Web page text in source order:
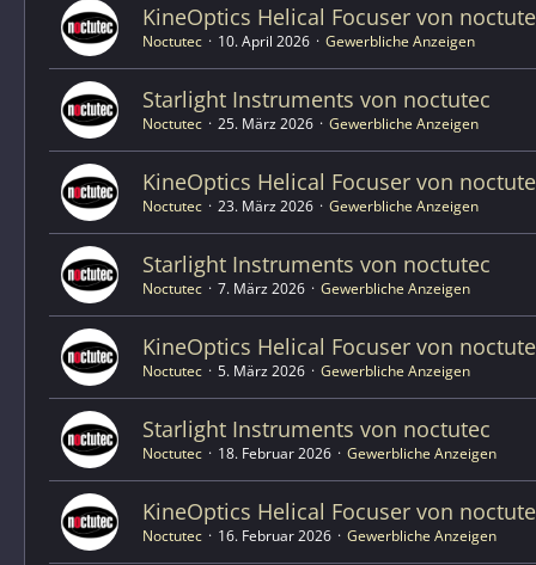
KineOptics Helical Focuser von
Noctutec 10. April 2026 Gewerbliche Anzeigen
Starlight Instruments von noctutec
Noctutec 25. März 2026 Gewerbliche Anzeigen
KineOptics Helical Focuser von
Noctutec 23. März 2026 Gewerbliche Anzeigen
Starlight Instruments von noctutec
Noctutec 7. März 2026 Gewerbliche Anzeigen
KineOptics Helical Focuser von
Noctutec 5. März 2026 Gewerbliche Anzeigen
Starlight Instruments von noctutec
Noctutec 18. Februar 2026 Gewerbliche Anzeigen
KineOptics Helical Focuser von
Noctutec 16. Februar 2026 Gewerbliche Anzeigen